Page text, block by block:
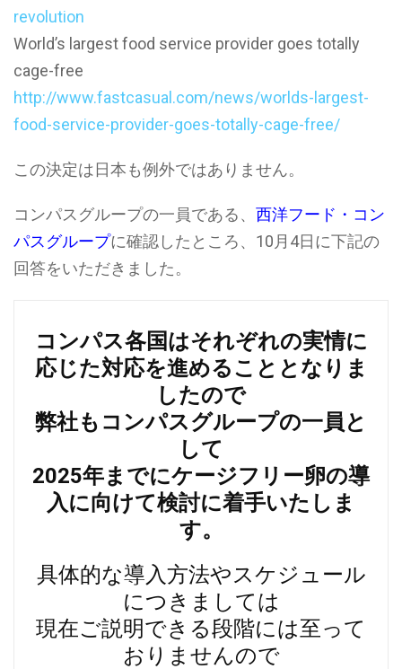
revolution
World’s largest food service provider goes totally
cage-free
http://www.fastcasual.com/news/worlds-largest-
food-service-provider-goes-totally-cage-free/
この決定は日本も例外ではありません。
コンパスグループの一員である、 西洋フード・コン
パスグループに確認したところ、10月4日に下記の
回答をいただきました。
コンパス各国はそれぞれの実情に
応じた対応を進めることとなりま
したので
弊社もコンパスグループの一員と
して
2025年までにケージフリー卵の導
入に向けて検討に着手いたしま
す。
具体的な導入方法やスケジュール
につきましては
現在ご説明できる段階には至って
おりませんので